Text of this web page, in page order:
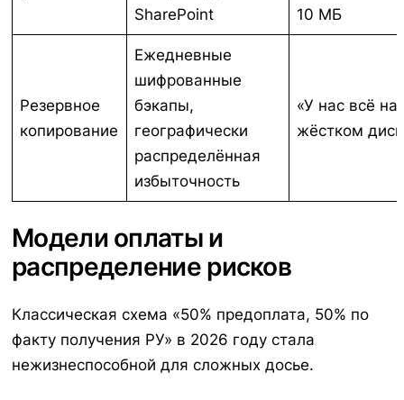
SharePoint
10 МБ
Резервное
копирование
Ежедневные
шифрованные
бэкапы,
географически
распределённая
избыточность
«У нас всё
жёстком
Модели оплаты и
распределение рисков
Классическая схема «50% предоплата, 50% по
факту получения РУ» в 2026 году стала
нежизнеспособной для сложных досье.